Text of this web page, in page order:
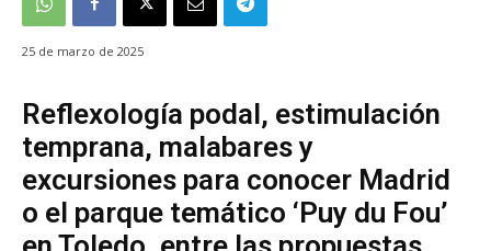
25 de marzo de 2025
Reflexología podal, estimulación
temprana, malabares y
excursiones para conocer Madrid
o el parque temático ‘Puy du Fou’